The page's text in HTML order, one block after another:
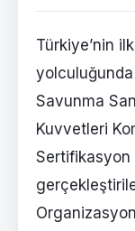
Türkiye’nin
Savunma
Kuvvetleri
Sertifikasyon